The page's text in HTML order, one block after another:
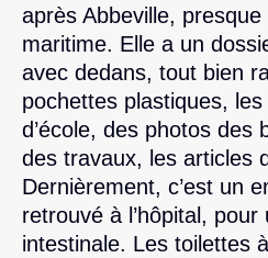
après Abbeville,
maritime. Elle a un
avec dedans, tout bien
pochettes plastiques,
d’école, des photos des
des travaux, les articles
Dernièrement, c’est un
retrouvé à l’hôpital, pour
intestinale. Les toilettes